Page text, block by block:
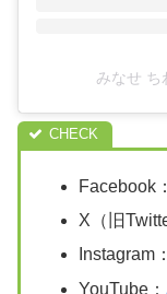
みなせ ち
Facebook：
X（旧
Instagram
YouTube：